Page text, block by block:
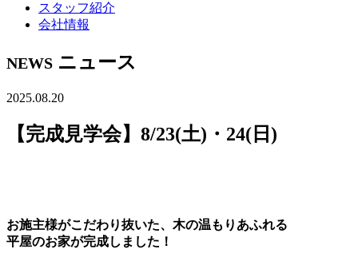
スタッフ紹介
会社情報
NEWS ニュース
2025.08.20
【完成見学会】8/23(土)・24(日)
お施主様がこだわり抜いた、木の温もりあふれる
平屋のお家が完成しました！